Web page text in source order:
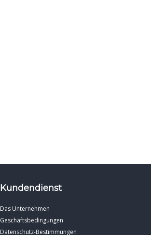
Kundendienst
Das Unternehmen
Geschäftsbedingungen
Datenschutz-Bestimmungen